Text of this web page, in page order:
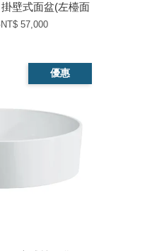
壁式面盆(左檯面
NT$ 57,000
優惠